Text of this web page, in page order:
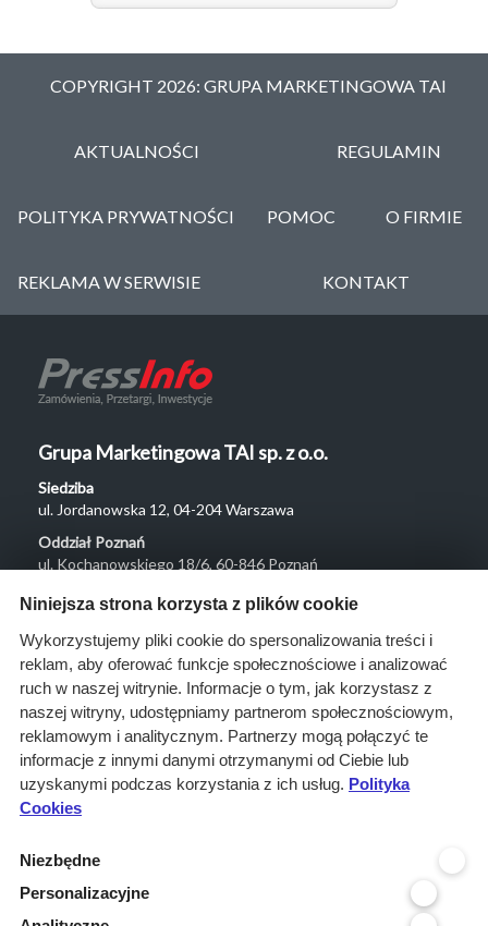
COPYRIGHT 2026: GRUPA MARKETINGOWA TAI
AKTUALNOŚCI REGULAMIN
POLITYKA PRYWATNOŚCI POMOC O FIRMIE
REKLAMA W SERWISIE KONTAKT
Grupa Marketingowa TAI sp. z o.o.
Siedziba
ul. Jordanowska 12, 04-204 Warszawa
Oddział Poznań
ul. Kochanowskiego 18/6, 60-846 Poznań
Menu
O nas
Rozwiązania
Monitoring
przetargów
Raporty
przetargowe
Kontakt
Kontakt
Niniejsza strona korzysta z plików cookie
Wykorzystujemy pliki cookie do spersonalizowania treści i
reklam, aby oferować funkcje społecznościowe i analizować
ruch w naszej witrynie. Informacje o tym, jak korzystasz z
naszej witryny, udostępniamy partnerom społecznościowym,
reklamowym i analitycznym. Partnerzy mogą połączyć te
informacje z innymi danymi otrzymanymi od Ciebie lub
uzyskanymi podczas korzystania z ich usług. Polityka
Cookies
Niezbędne
Personalizacyjne